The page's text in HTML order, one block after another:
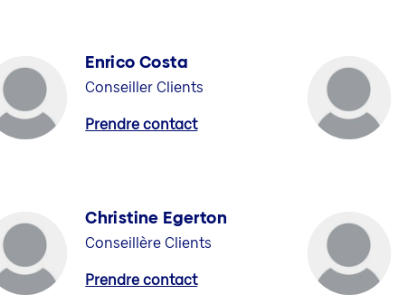
Enrico Costa
Conseiller Clients
Prendre contact
Christine Egerton
Conseillère Clients
Prendre contact